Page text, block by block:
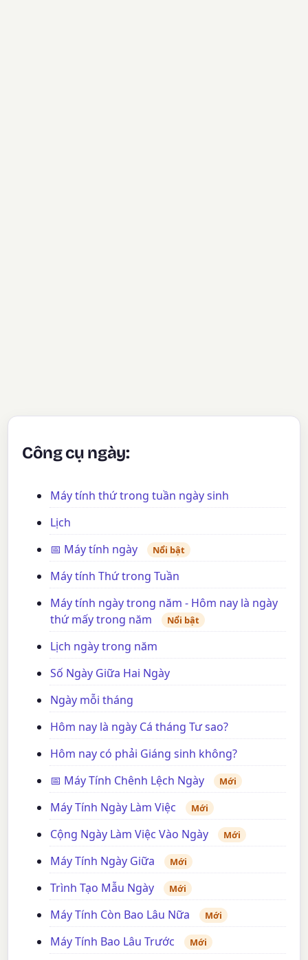
Công cụ ngày:
Máy tính thứ trong tuần ngày sinh
Lịch
📅 Máy tính ngày
Nổi bật
Máy tính Thứ trong Tuần
Máy tính ngày trong năm - Hôm nay là ngày
thứ mấy trong năm
Nổi bật
Lịch ngày trong năm
Số Ngày Giữa Hai Ngày
Ngày mỗi tháng
Hôm nay là ngày Cá tháng Tư sao?
Hôm nay có phải Giáng sinh không?
📅 Máy Tính Chênh Lệch Ngày
Mới
Máy Tính Ngày Làm Việc Mới
Cộng Ngày Làm Việc Vào Ngày Mới
Máy Tính Ngày Giữa Mới
Trình Tạo Mẫu Ngày Mới
Máy Tính Còn Bao Lâu Nữa Mới
Máy Tính Bao Lâu Trước Mới